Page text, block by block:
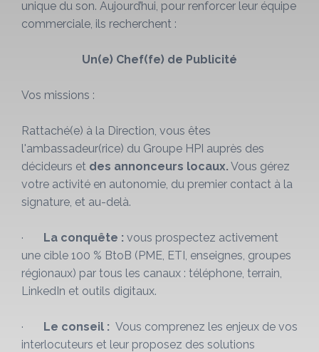
unique du son. Aujourd’hui, pour renforcer leur équipe
commerciale, ils recherchent :
Un(e) Chef(fe) de Publicité
Vos missions :
Rattaché(e) à la Direction, vous êtes
l'ambassadeur(rice) du Groupe HPI auprès des
décideurs et des annonceurs locaux. Vous gérez
votre activité en autonomie, du premier contact à la
signature, et au-delà.
· La conquête : vous prospectez activement
une cible 100 % BtoB (PME, ETI, enseignes, groupes
régionaux) par tous les canaux : téléphone, terrain,
LinkedIn et outils digitaux.
· Le conseil : Vous comprenez les enjeux de vos
interlocuteurs et leur proposez des solutions